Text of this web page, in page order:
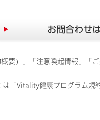
要）」「注意喚起情報」「
「Vitality健康プログラム規